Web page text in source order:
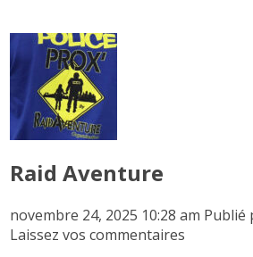
Raid Aventure
novembre 24, 2025 10:28 am Publié
Laissez vos commentaires